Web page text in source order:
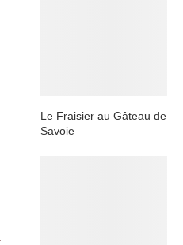
Le Fraisier au Gâteau de
Savoie